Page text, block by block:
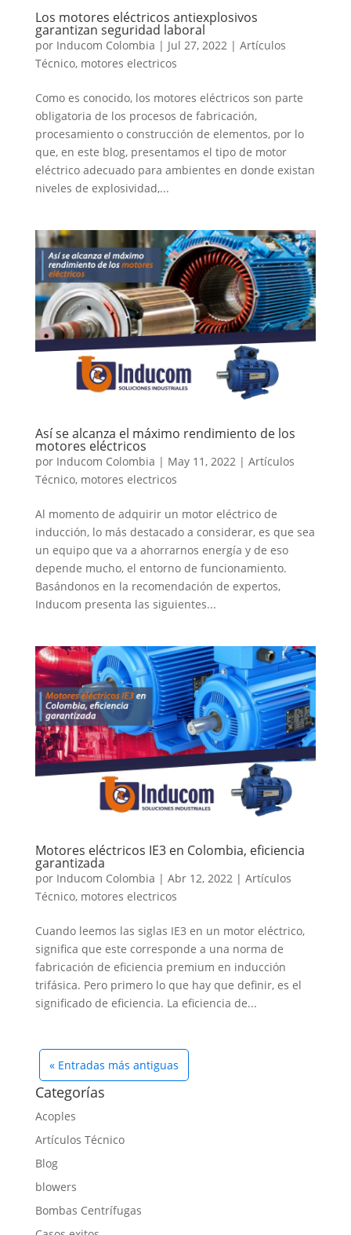
Los motores eléctricos antiexplosivos
garantizan seguridad laboral
por Inducom Colombia | Jul 27, 2022| Artículos
Técnico, motores electricos
Como es conocido, los motores eléctricos son parte
obligatoria de los procesos de fabricación,
procesamiento o construcción de elementos, por lo
que, en este blog, presentamos el tipo de motor
eléctrico adecuado para ambientes en donde existan
niveles de explosividad,...
Así se alcanza el máximo rendimiento de los
motores eléctricos
por Inducom Colombia | May 11, 2022| Artículos
Técnico, motores electricos
Al momento de adquirir un motor eléctrico de
inducción, lo más destacado a considerar, es que sea
un equipo que va a ahorrarnos energía y de eso
depende mucho, el entorno de funcionamiento.
Basándonos en la recomendación de expertos,
Inducom presenta las siguientes...
Motores eléctricos IE3 en Colombia, eficiencia
garantizada
por Inducom Colombia | Abr 12, 2022| Artículos
Técnico, motores electricos
Cuando leemos las siglas IE3 en un motor eléctrico,
significa que este corresponde a una norma de
fabricación de eficiencia premium en inducción
trifásica. Pero primero lo que hay que definir, es el
significado de eficiencia. La eficiencia de...
« Entradas más antiguas
Categorías
Acoples
Artículos Técnico
Blog
blowers
Bombas Centrífugas